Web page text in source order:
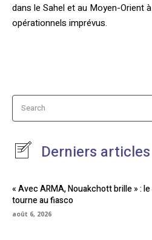
dans le Sahel et au Moyen-Orient
opérationnels imprévus.
Search
Derniers articles
« Avec ARMA, Nouakchott brille » :
tourne au fiasco
août 6, 2026